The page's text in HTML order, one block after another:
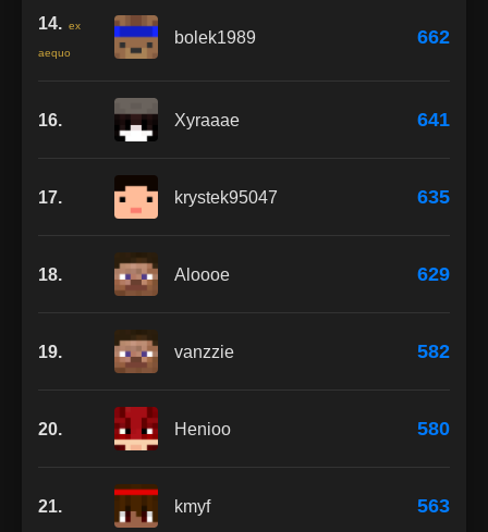
14. ex
aequo
bolek1989 662
16. Xyraaae 641
17. krystek95047 635
18. Aloooe 629
19. vanzzie 582
20. Henioo 580
21. kmyf 563